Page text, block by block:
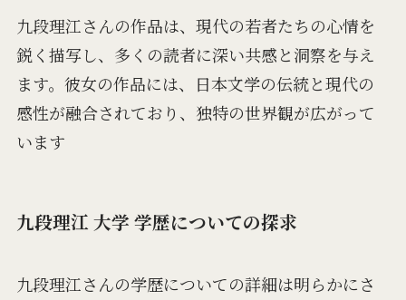
九段理江さんの作品は、現代の若者たちの心情を
鋭く描写し、多くの読者に深い共感と洞察を与え
ます。彼女の作品には、日本文学の伝統と現代の
感性が融合されており、独特の世界観が広がって
います​
九段理江 大学 学歴についての探求
九段理江さんの学歴についての詳細は明らかにさ